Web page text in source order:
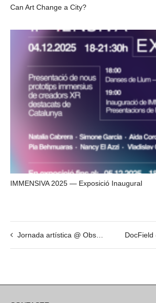
Can Art Change a City?
IMMENSIVA 2025 — Exposició Inaugural
Jornada artística @ Observa, Crea, Sigues un Artista amb EO